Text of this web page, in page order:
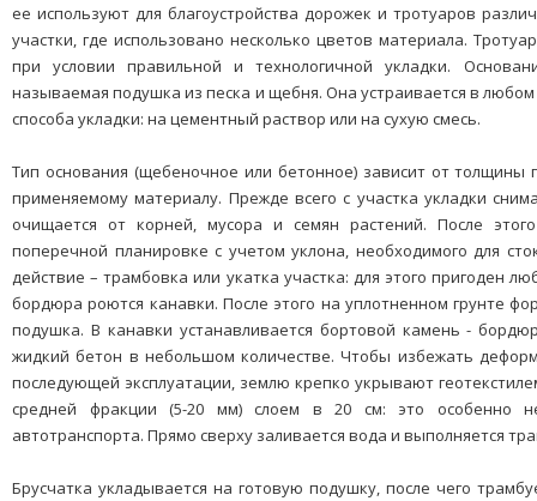
ее используют для благоустройства дорожек и тротуаров
участки, где использовано несколько цветов материала.
при условии правильной и технологичной укладки.
называемая подушка из песка и щебня. Она устраивается в
способа укладки: на цементный раствор или на сухую смесь.
Тип основания (щебеночное или бетонное) зависит от толщины
применяемому материалу. Прежде всего с участка укладки
очищается от корней, мусора и семян растений. После
поперечной планировке с учетом уклона, необходимого для
действие – трамбовка или укатка участка: для этого пригоден
бордюра роются канавки. После этого на уплотненном грунте
подушка. В канавки устанавливается бортовой камень -
жидкий бетон в небольшом количестве. Чтобы избежать
последующей эксплуатации, землю крепко укрывают
средней фракции (5-20 мм) слоем в 20 см: это особенно
автотранспорта. Прямо сверху заливается вода и выполняется
Брусчатка укладывается на готовую подушку, после чего